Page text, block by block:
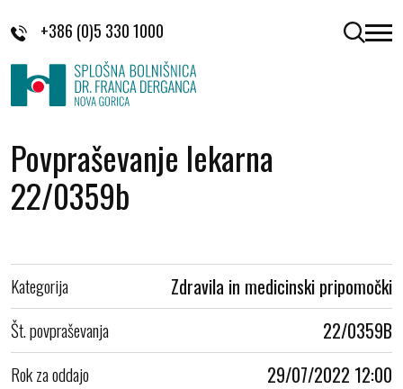
+386 (0)5 330 1000 odpri
Povpraševanje lekarna
22/0359b
Kategorija Zdravila in medicinski pripomočki
Št. povpraševanja 22/0359B
Rok za oddajo 29/07/2022 12:00